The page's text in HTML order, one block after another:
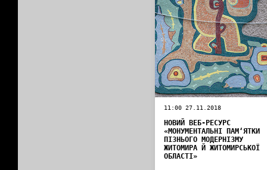
11:00 27.11.2018
НОВИЙ ВЕБ-РЕСУРС
«МОНУМЕНТАЛЬНІ ПАМ‘ЯТКИ
ПІЗНЬОГО МОДЕРНІЗМУ
ЖИТОМИРА Й ЖИТОМИРСЬКОЇ
ОБЛАСТІ»